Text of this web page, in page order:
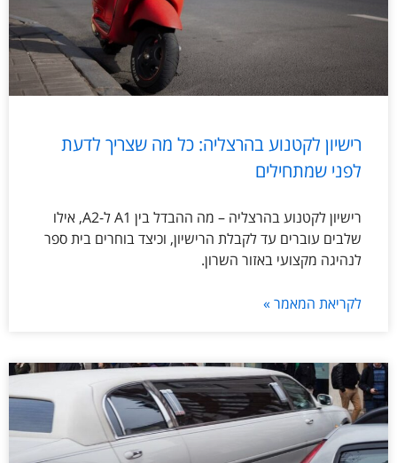
רישיון לקטנוע בהרצליה: כל מה שצריך לדעת
לפני שמתחילים
רישיון לקטנוע בהרצליה – מה ההבדל בין A1 ל-A2, אילו
שלבים עוברים עד לקבלת הרישיון, וכיצד בוחרים בית ספר
לנהיגה מקצועי באזור השרון.
לקריאת המאמר »